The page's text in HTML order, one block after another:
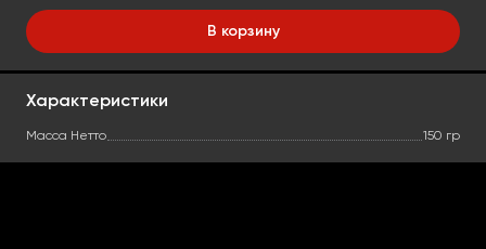
В корзину
Характеристики
Масса Нетто 150 гр